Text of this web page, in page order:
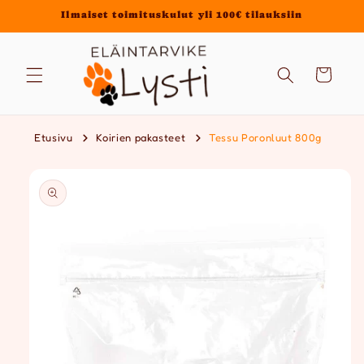
sisältöön
Ilmaiset toimituskulut yli 100€ tilauksiin
Ostoskori
Etusivu Koirien pakasteet Tessu Poronluut 800g
tuotetietoihin